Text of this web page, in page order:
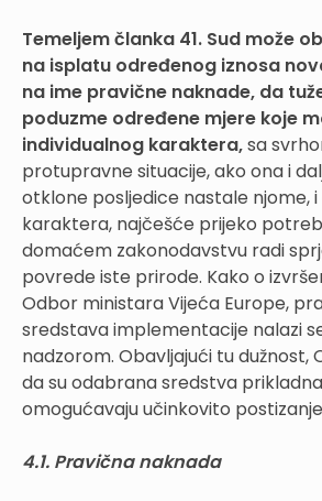
Temeljem članka 41. Sud može
na isplatu određenog iznosa
na ime pravične naknade, da
poduzme određene mjere koje
individualnog karaktera,sa
protupravne situacije, ako ona i
otklone posljedice nastale njome,
karaktera, najčešće prijeko
domaćem zakonodavstvu radi
povrede iste prirode. Kako o
Odbor ministara Vijeća Europe,
sredstava implementacije nalazi
nadzorom. Obavljajući tu dužnost,
da su odabrana sredstva
omogućavaju učinkovito
4.1. Pravična naknada